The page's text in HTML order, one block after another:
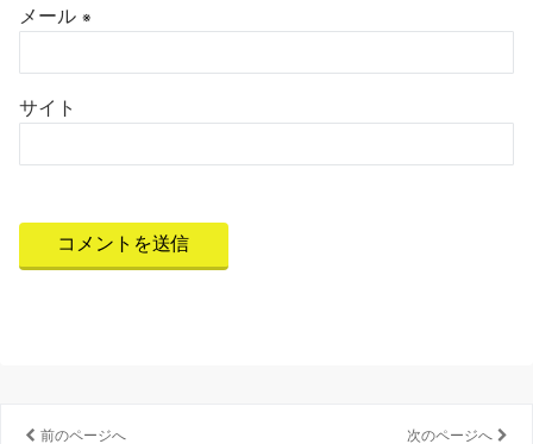
メール ※
サイト
前のページへ 次のページへ